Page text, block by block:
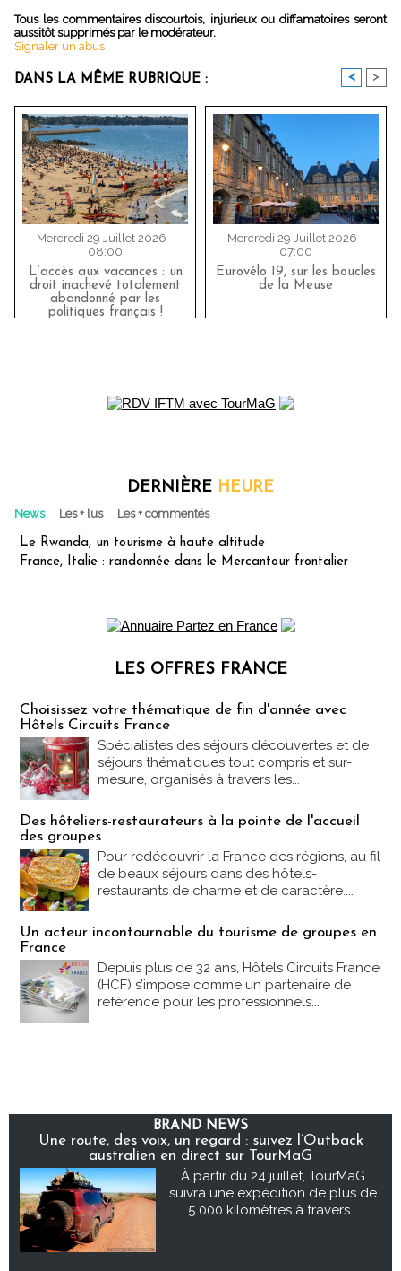
Tous les commentaires discourtois, injurieux ou diffamatoires seront
aussitôt supprimés par le modérateur.
Signaler un abus
DANS LA MÊME RUBRIQUE : < >
Mercredi 29 Juillet 2026 -
08:00
L’accès aux vacances : un
droit inachevé totalement
abandonné par les
politiques français !
Mercredi 29 Juillet 2026 -
07:00
Eurovélo 19, sur les boucles
de la Meuse
DERNIÈRE HEURE
News Les + lus Les + commentés
Le Rwanda, un tourisme à haute altitude
France, Italie : randonnée dans le Mercantour frontalier
LES OFFRES FRANCE
Choisissez votre thématique de fin d'année avec
Hôtels Circuits France
Spécialistes des séjours découvertes et de
séjours thématiques tout compris et sur-
mesure, organisés à travers les...
Des hôteliers-restaurateurs à la pointe de l'accueil
des groupes
Pour redécouvrir la France des régions, au fil
de beaux séjours dans des hôtels-
restaurants de charme et de caractère....
Un acteur incontournable du tourisme de groupes en
France
Depuis plus de 32 ans, Hôtels Circuits France
(HCF) s’impose comme un partenaire de
référence pour les professionnels...
BRAND NEWS
Une route, des voix, un regard : suivez l’Outback
australien en direct sur TourMaG
À partir du 24 juillet, TourMaG
suivra une expédition de plus de
5 000 kilomètres à travers...